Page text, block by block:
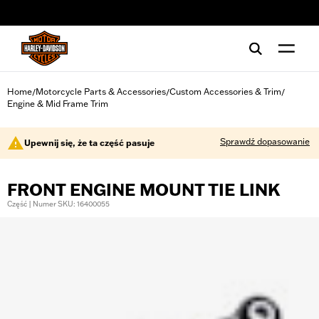
Home/Motorcycle Parts & Accessories/Custom Accessories & Trim/
Engine & Mid Frame Trim
Upewnij się, że ta część pasuje Sprawdź dopasowanie
FRONT ENGINE MOUNT TIE LINK
Część | Numer SKU: 16400055